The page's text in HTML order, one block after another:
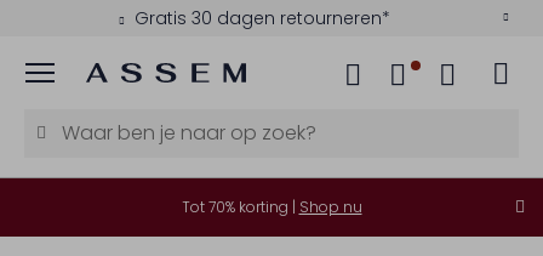
Gratis 30 dagen retourneren*
Menu
Tot 70% korting | Shop nu